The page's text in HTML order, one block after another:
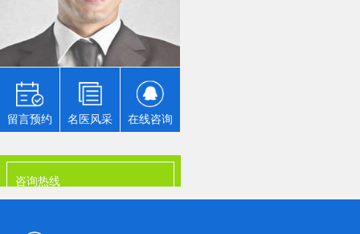
留言预约 名医风采 在线咨询
咨询热线
0898-08980898